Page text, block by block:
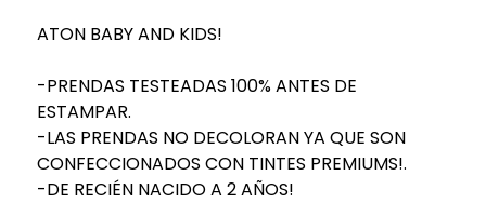
ATON BABY AND KIDS!
-PRENDAS TESTEADAS 100% ANTES DE
ESTAMPAR.
-LAS PRENDAS NO DECOLORAN YA QUE SON
CONFECCIONADOS CON TINTES PREMIUMS!.
-DE RECIÉN NACIDO A 2 AÑOS!